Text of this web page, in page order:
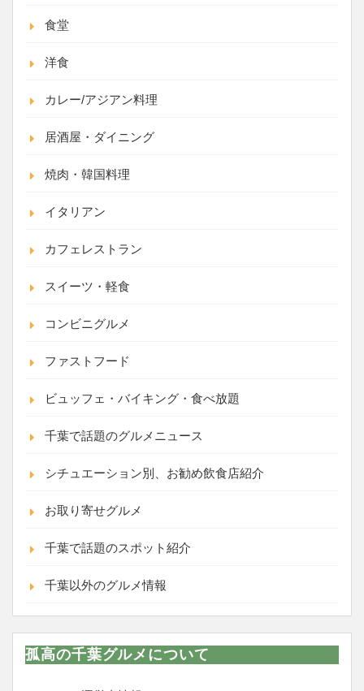
食堂
洋食
カレー/アジアン料理
居酒屋・ダイニング
焼肉・韓国料理
イタリアン
カフェレストラン
スイーツ・軽食
コンビニグルメ
ファストフード
ビュッフェ・バイキング・食べ放題
千葉で話題のグルメニュース
シチュエーション別、お勧め飲食店紹介
お取り寄せグルメ
千葉で話題のスポット紹介
千葉以外のグルメ情報
孤高の千葉グルメについて